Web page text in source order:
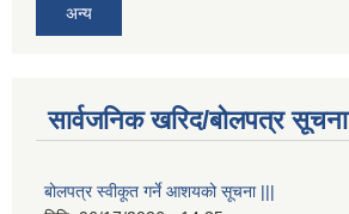
अन्य
सार्वजनिक खरिद/बोलपत्र सूचना
बोलपत्र स्वीकूत गर्ने आशयको सूचना |||